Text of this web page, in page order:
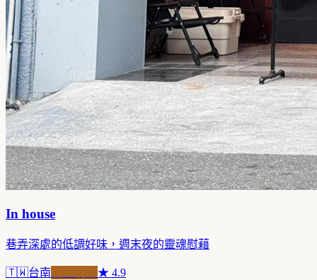
In house
巷弄深處的低調好味，週末夜的靈魂慰藉
🇹🇼台南 ★ 4.9